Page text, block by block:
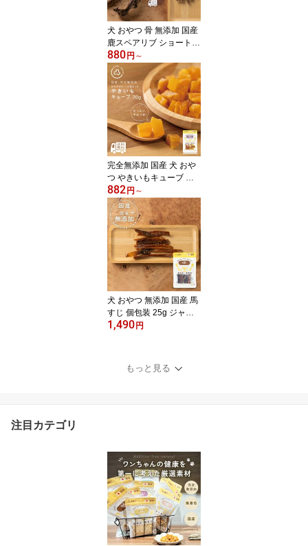
犬 おやつ 骨 無添加 国産
鹿スペアリブ ショート
ロング 個包装 あばら 硬
め ドッグフード ギフト
プレゼント オヤツ 中型
犬 小型犬
880円 ～
完全無添加 国産 犬 おや
つ やきいもキューブ 個
包装 70g ドッグフード
さつまいも 芋 トッピン
グ ギフト プレゼント オ
ヤツ 大型犬 中型犬 小型
犬 超小型犬
882円 ～
犬 おやつ 無添加 国産 馬
すじ 個包装 25g ジャー
キー デンタルケアドッグ
型犬 中型犬 小型犬
1,490円
もっと見る
注目カテゴリ